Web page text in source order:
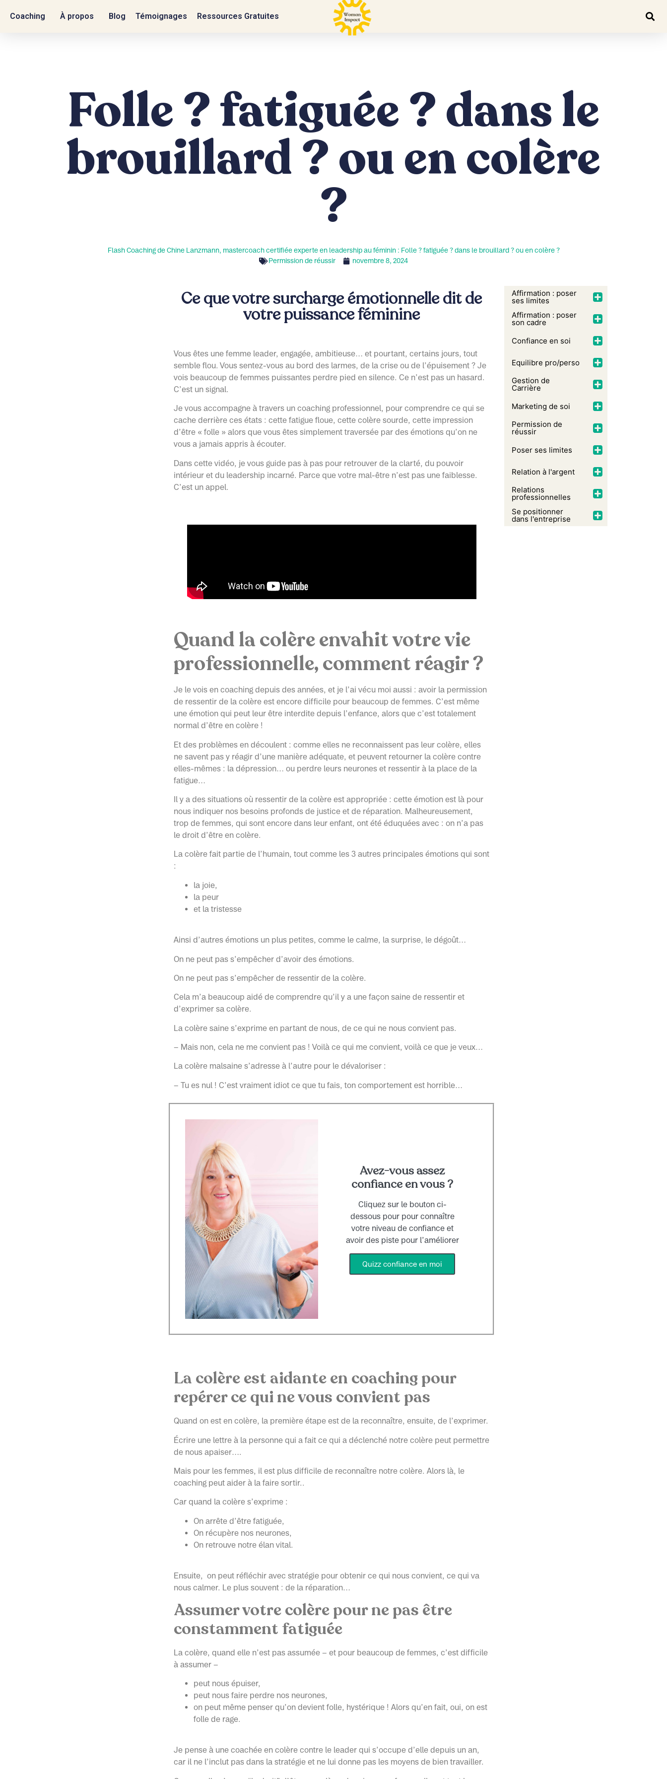
Coaching À propos Blog Témoignages Ressources Gratuites
Folle ? fatiguée ? dans le
brouillard ? ou en colère
?
Flash Coaching de Chine Lanzmann, mastercoach certifiée experte en leadership au féminin : Folle ? fatiguée ? dans le brouillard ? ou en colère ?
Permission de réussir
novembre 8, 2024
Ce que votre surcharge émotionnelle dit de
votre puissance féminine
Vous êtes une femme leader, engagée, ambitieuse… et pourtant, certains jours, tout
semble flou. Vous sentez-vous au bord des larmes, de la crise ou de l’épuisement ? Je
vois beaucoup de femmes puissantes perdre pied en silence. Ce n’est pas un hasard.
C’est un signal.
Je vous accompagne à travers un coaching professionnel, pour comprendre ce qui se
cache derrière ces états : cette fatigue floue, cette colère sourde, cette impression
d’être « folle » alors que vous êtes simplement traversée par des émotions qu’on ne
vous a jamais appris à écouter.
Dans cette vidéo, je vous guide pas à pas pour retrouver de la clarté, du pouvoir
intérieur et du leadership incarné. Parce que votre mal-être n’est pas une faiblesse.
C’est un appel.
Quand la colère envahit votre vie
professionnelle, comment réagir ?
Je le vois en coaching depuis des années, et je l’ai vécu moi aussi : avoir la permission
de ressentir de la colère est encore difficile pour beaucoup de femmes. C’est même
une émotion qui peut leur être interdite depuis l’enfance, alors que c’est totalement
normal d’être en colère !
Et des problèmes en découlent : comme elles ne reconnaissent pas leur colère, elles
ne savent pas y réagir d’une manière adéquate, et peuvent retourner la colère contre
elles-mêmes : la dépression… ou perdre leurs neurones et ressentir à la place de la
fatigue…
Il y a des situations où ressentir de la colère est appropriée : cette émotion est là pour
nous indiquer nos besoins profonds de justice et de réparation. Malheureusement,
trop de femmes, qui sont encore dans leur enfant, ont été éduquées avec : on n’a pas
le droit d’être en colère.
La colère fait partie de l’humain, tout comme les 3 autres principales émotions qui sont
:
la joie,
la peur
et la tristesse
Ainsi d’autres émotions un plus petites, comme le calme, la surprise, le dégoût…
On ne peut pas s’empêcher d’avoir des émotions.
On ne peut pas s’empêcher de ressentir de la colère.
Cela m’a beaucoup aidé de comprendre qu’il y a une façon saine de ressentir et
d’exprimer sa colère.
La colère saine s’exprime en partant de nous, de ce qui ne nous convient pas.
– Mais non, cela ne me convient pas ! Voilà ce qui me convient, voilà ce que je veux…
La colère malsaine s’adresse à l’autre pour le dévaloriser :
– Tu es nul ! C’est vraiment idiot ce que tu fais, ton comportement est horrible…
Avez-vous assez
confiance en vous ?
Cliquez sur le bouton ci-
dessous pour pour connaître
votre niveau de confiance et
avoir des piste pour l’améliorer
Quizz confiance en moi
La colère est aidante en coaching pour
repérer ce qui ne vous convient pas
Quand on est en colère, la première étape est de la reconnaître, ensuite, de l’exprimer.
Écrire une lettre à la personne qui a fait ce qui a déclenché notre colère peut permettre
de nous apaiser….
Mais pour les femmes, il est plus difficile de reconnaître notre colère. Alors là, le
coaching peut aider à la faire sortir..
Car quand la colère s’exprime :
On arrête d’être fatiguée,
On récupère nos neurones,
On retrouve notre élan vital.
Ensuite, on peut réfléchir avec stratégie pour obtenir ce qui nous convient, ce qui va
nous calmer. Le plus souvent : de la réparation…
Assumer votre colère pour ne pas être
constamment fatiguée
La colère, quand elle n’est pas assumée – et pour beaucoup de femmes, c’est difficile
à assumer –
peut nous épuiser,
peut nous faire perdre nos neurones,
on peut même penser qu’on devient folle, hystérique ! Alors qu’en fait, oui, on est
folle de rage.
Je pense à une coachée en colère contre le leader qui s’occupe d’elle depuis un an,
car il ne l’inclut pas dans la stratégie et ne lui donne pas les moyens de bien travailler.
Affirmation : poser
ses limites
Affirmation : poser
son cadre
Confiance en soi
Equilibre pro/perso
Gestion de
Carrière
Marketing de soi
Permission de
réussir
Poser ses limites
Relation à l'argent
Relations
professionnelles
Se positionner
dans l'entreprise